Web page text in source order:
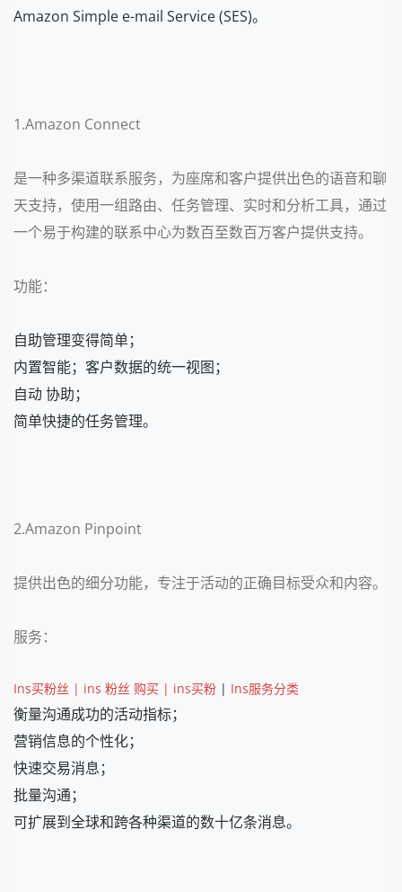
Amazon Simple e-mail Service (SES)。
1.Amazon Connect
是一种多渠道联系服务，为座席和客户提供出色的语音和聊
天支持，使用一组路由、任务管理、实时和分析工具，通过
一个易于构建的联系中心为数百至数百万客户提供支持。
功能：
自助管理变得简单；
内置智能；客户数据的统一视图；
自动 协助；
简单快捷的任务管理。
2.Amazon Pinpoint
提供出色的细分功能，专注于活动的正确目标受众和内容。
服务：
Ins买粉丝 | ins 粉丝 购买 | ins买粉 | Ins服务分类
衡量沟通成功的活动指标；
营销信息的个性化；
快速交易消息；
批量沟通；
可扩展到全球和跨各种渠道的数十亿条消息。